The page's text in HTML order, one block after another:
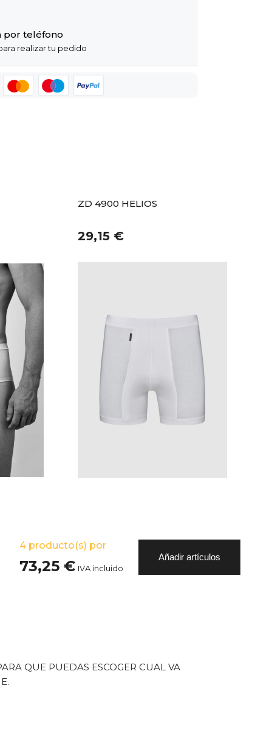
por teléfono
realizar tu pedido
ZD 4900 HELIOS
29,15 €
4 producto(s) por
73,25 € IVA incluido
Añadir artículos
QUE PUEDAS ESCOGER CUAL VA